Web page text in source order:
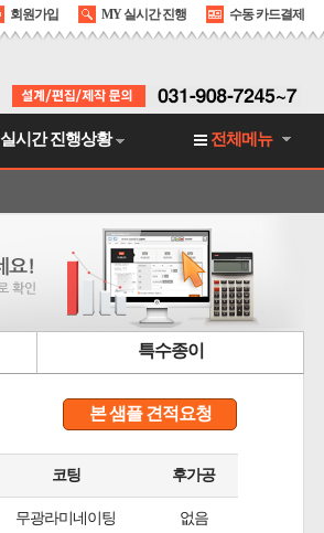
회원가입 MY 실시간 진행 수동 카드결제
전체메뉴
실시간 진행상황
특수종이
본 샘플 견적요청
코팅 후가공
무광라미네이팅 없음